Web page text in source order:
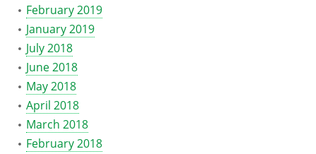
February 2019
January 2019
July 2018
June 2018
May 2018
April 2018
March 2018
February 2018